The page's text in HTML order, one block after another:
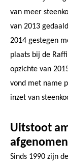
van meer
van 2013
2014 gestegen
plaats bij de
opzichte van
vond met name
inzet van
Uitstoot
Sinds 1990 zijn